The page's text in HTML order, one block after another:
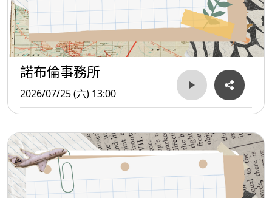
諾布倫事務所
2026/07/25 (六) 13:00